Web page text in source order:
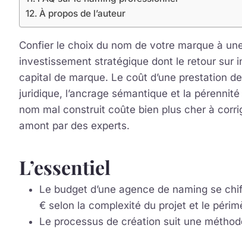
À propos de l’auteur
Confier le choix du nom de votre marque à
investissement stratégique dont le retour sur
capital de marque. Le coût d’une prestation
juridique, l’ancrage sémantique et la
nom mal construit coûte bien plus cher à
amont par des experts.
L’essentiel
Le budget d’une agence de naming se
€ selon la complexité du projet et le
Le processus de création suit une